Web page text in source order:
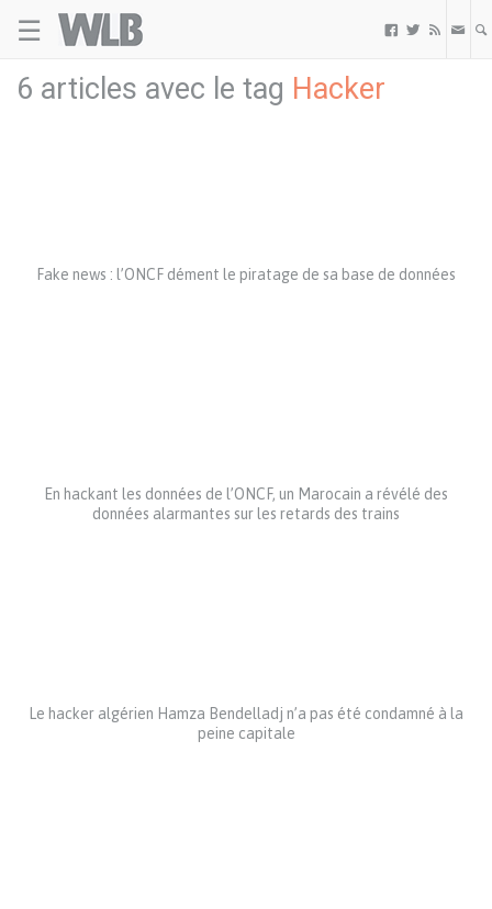
☰   
6 articles avec le tag Hacker
Fake news : l’ONCF dément le piratage de sa base de données
En hackant les données de l’ONCF, un Marocain a révélé des
données alarmantes sur les retards des trains
Le hacker algérien Hamza Bendelladj n’a pas été condamné à la
peine capitale